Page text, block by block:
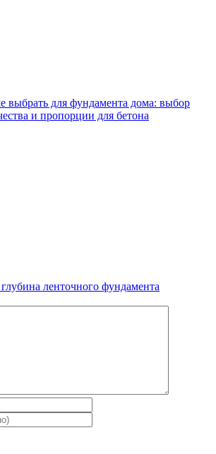
выбрать для фундамента дома: выбор
и пропорции для бетона
ленточного фундамента